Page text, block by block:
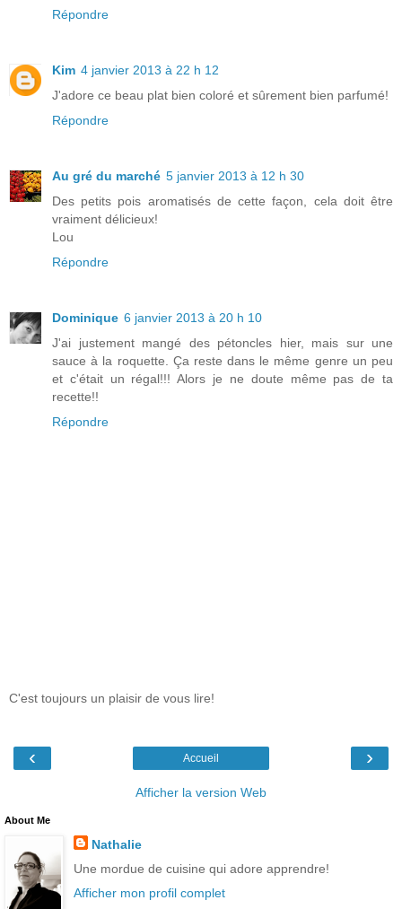
Répondre
Kim 4 janvier 2013 à 22 h 12
J'adore ce beau plat bien coloré et sûrement bien parfumé!
Répondre
Au gré du marché 5 janvier 2013 à 12 h 30
Des petits pois aromatisés de cette façon, cela doit être
vraiment délicieux!
Lou
Répondre
Dominique 6 janvier 2013 à 20 h 10
J'ai justement mangé des pétoncles hier, mais sur une
sauce à la roquette. Ça reste dans le même genre un peu
et c'était un régal!!! Alors je ne doute même pas de ta
recette!!
Répondre
C'est toujours un plaisir de vous lire!
‹ ›
Accueil
Afficher la version Web
About Me
Nathalie
Une mordue de cuisine qui adore apprendre!
Afficher mon profil complet